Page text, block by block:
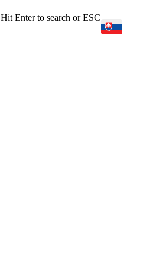
Hit Enter to search or ESC